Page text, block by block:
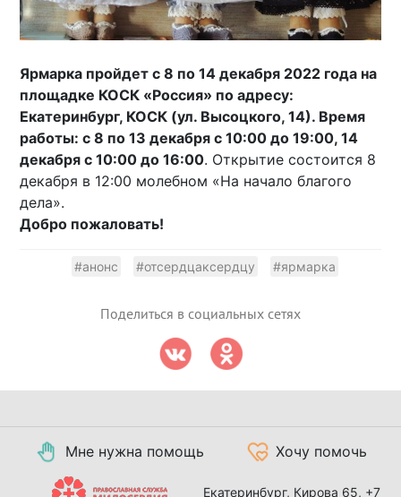
Ярмарка пройдет с 8 по 14 декабря 2022 года на
площадке КОСК «Россия» по адресу:
Екатеринбург, КОСК (ул. Высоцкого, 14). Время
работы: c 8 по 13 декабря с 10:00 до 19:00, 14
декабря с 10:00 до 16:00. Открытие состоится 8
декабря в 12:00 молебном «На начало благого
дела».
Добро пожаловать!
#анонс #отсердцаксердцу #ярмарка
Поделиться в социальных сетях
Мне нужна помощь Хочу помочь
Екатеринбург, Кирова 65, +7